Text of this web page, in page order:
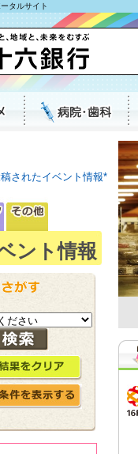
タルサイト
されたイベント情報*
ント情報